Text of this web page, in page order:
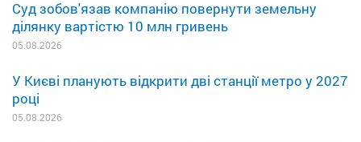
Суд зобов'язав компанію повернути земельну
ділянку вартістю 10 млн гривень
05.08.2026
У Києві планують відкрити дві станції метро у 2027
році
05.08.2026